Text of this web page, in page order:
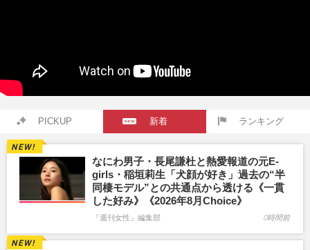
PICKUP 新着 ランキング
なにわ男子・長尾謙杜と熱愛報道の元E-
girls・稲垣莉生「犬顔が好き」過去の“半
同棲モデル”との共通点から透ける《一貫
した好み》《2026年8月Choice》
『週刊女性』編集部 0時間前